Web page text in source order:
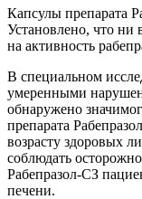
Капсулы препарата
Установлено, что
на активность
В специальном
умеренными
обнаружено
препарата
возрасту здоровых
соблюдать
Рабепразол-СЗ
печени.